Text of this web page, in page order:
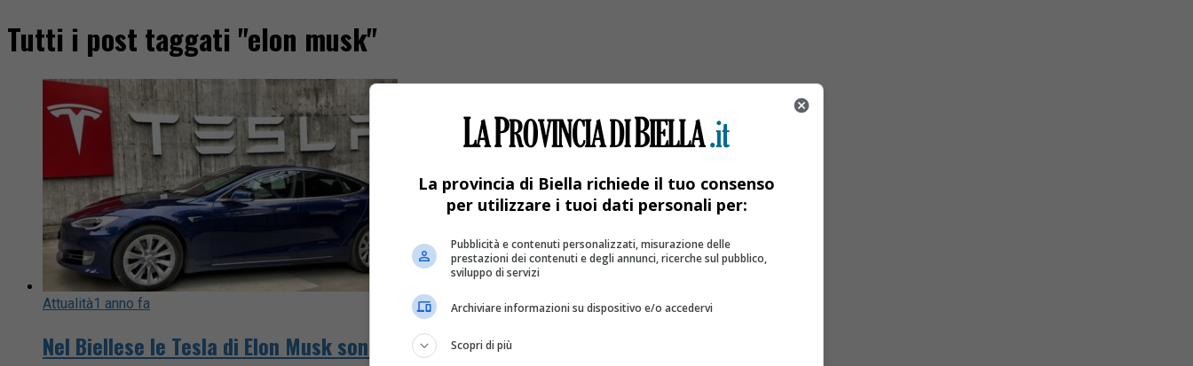
Tutti i post taggati "elon musk"
Attualità1 anno fa
Nel Biellese le Tesla di Elon Musk sono appena 35
La provincia di Biella richiede il tuo consenso
per utilizzare i tuoi dati personali per:
Pubblicità e contenuti personalizzati, misurazione delle
prestazioni dei contenuti e degli annunci, ricerche sul pubblico,
sviluppo di servizi
Archiviare informazioni su dispositivo e/o accedervi
Scopri di più